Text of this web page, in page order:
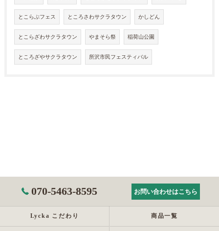
とこらぶフェス ところさわサクラタウン かしどん
とこらざわサクラタウン やまそら祭 稲荷山公園
ところざやサクラタウン 所沢市民フェスティバル
070-5463-8595 お問い合わせはこちら
Lycka こだわり 商品一覧